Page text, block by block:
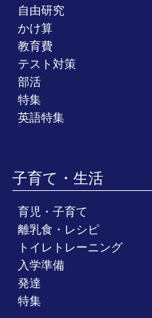
自由研究
かけ算
教育費
テスト対策
部活
特集
英語特集
子育て・生活
育児・子育て
離乳食・レシピ
トイレトレーニング
入学準備
発達
特集